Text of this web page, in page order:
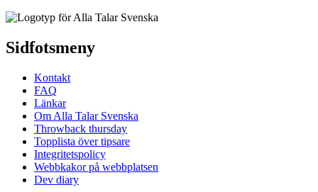
Sidfotsmeny
Kontakt
FAQ
Länkar
Om Alla Talar Svenska
Throwback thursday
Topplista över tipsare
Integritetspolicy
Webbkakor på webbplatsen
Dev diary